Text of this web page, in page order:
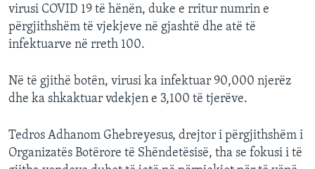
virusi COVID 19 të hënën, duke e rritur numrin e
përgjithshëm të vjekjeve në gjashtë dhe atë të
infektuarve në rreth 100.
Në të gjithë botën, virusi ka infektuar 90,000 njerëz
dhe ka shkaktuar vdekjen e 3,100 të tjerëve.
Tedros Adhanom Ghebreyesus, drejtor i përgjithshëm i
Organizatës Botërore të Shëndetësisë, tha se fokusi i të